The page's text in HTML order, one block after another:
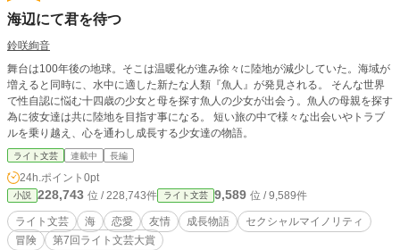
海辺にて君を待つ
鈴咲絢音
舞台は100年後の地球。そこは温暖化が進み徐々に陸地が減少していた。海域が
増えると同時に、水中に適した新たな人類『魚人』が発見される。 そんな世界
で性自認に悩む十四歳の少女と母を探す魚人の少女が出会う。魚人の母親を探す
為に彼女達は共に陸地を目指す事になる。 短い旅の中で様々な出会いやトラブ
ルを乗り越え、心を通わし成長する少女達の物語。
ライト文芸 連載中 長編
24h.ポイント 0pt
小説 228,743 位 / 228,743件 ライト文芸 9,589 位 / 9,589件
ライト文芸 海 恋愛 友情 成長物語
セクシャルマイノリティ
冒険
第7回ライト文芸大賞